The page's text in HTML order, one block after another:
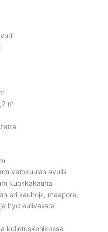
m
vetokuulan avulla
kuokkakauha
eri kauhoja, maapora,
hydraulivasara
kuljetuskehikossa